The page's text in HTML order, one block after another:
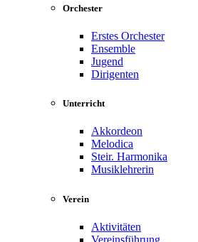
Orchester
Erstes Orchester
Ensemble
Jugend
Dirigenten
Unterricht
Akkordeon
Melodica
Steir. Harmonika
Musiklehrerin
Verein
Aktivitäten
Vereinsführung